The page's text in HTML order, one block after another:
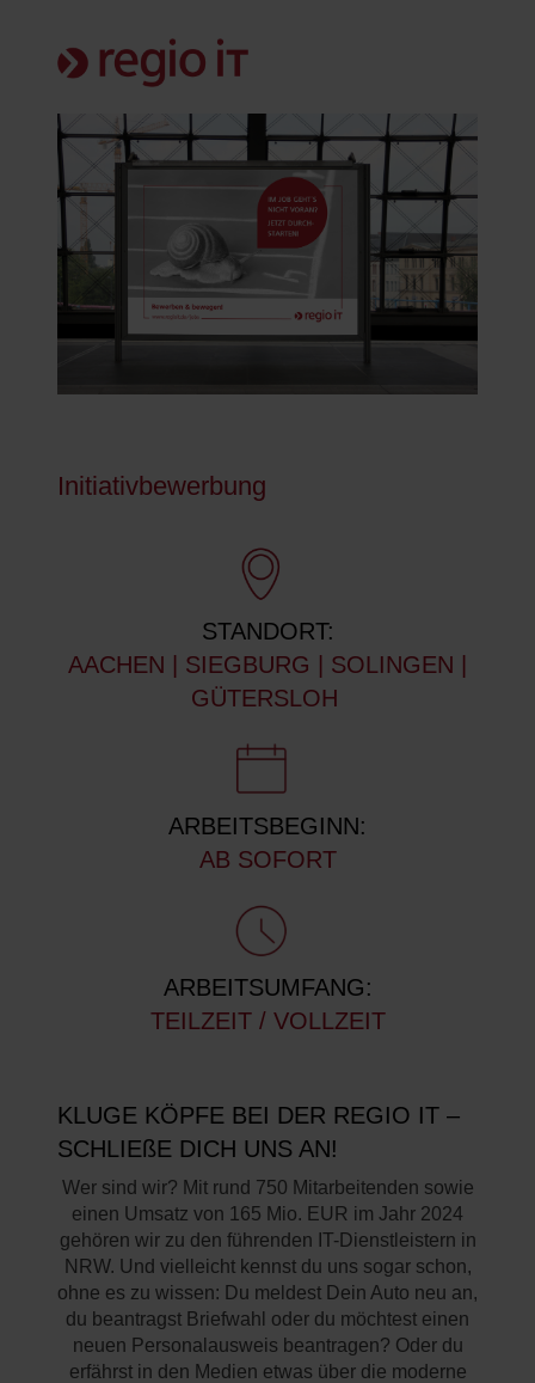
Initiativbewerbung
STANDORT:
AACHEN | SIEGBURG | SOLINGEN |
GÜTERSLOH
ARBEITSBEGINN:
AB SOFORT
ARBEITSUMFANG:
TEILZEIT / VOLLZEIT
KLUGE KÖPFE BEI DER REGIO IT –
SCHLIEßE DICH UNS AN!
Wer sind wir? Mit rund 750 Mitarbeitenden sowie
einen Umsatz von 165 Mio. EUR im Jahr 2024
gehören wir zu den führenden IT-Dienstleistern in
NRW. Und vielleicht kennst du uns sogar schon,
ohne es zu wissen: Du meldest Dein Auto neu an,
du beantragst Briefwahl oder du möchtest einen
neuen Personalausweis beantragen? Oder du
erfährst in den Medien etwas über die moderne